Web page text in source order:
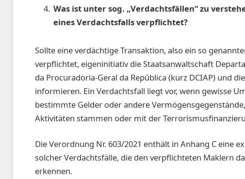
Was ist unter sog. „Verdachtsfällen“ zu
eines Verdachtsfalls verpflichtet?
Sollte eine verdächtige Transaktion, also ein so
verpflichtet, eigeninitiativ die Staatsanwaltschaft
da Procuradoria-Geral da República (kurz DCIAP) und
informieren. Ein Verdachtsfall liegt vor, wenn gewisse
bestimmte Gelder oder andere
Aktivitäten stammen oder mit der
Die Verordnung Nr. 603/2021 enthält in Anhang C eine
solcher Verdachtsfälle, die den verpflichteten Maklern
erkennen.